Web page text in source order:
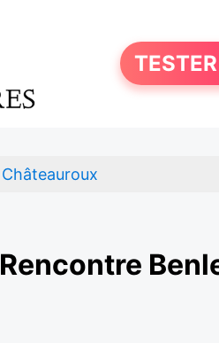
Châteauroux
Rencontre